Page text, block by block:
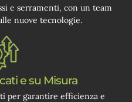
e serramenti, con un team
nuove tecnologie.
e su Misura
per garantire efficienza e